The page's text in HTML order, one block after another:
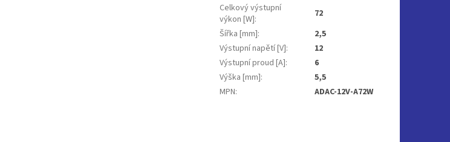
Celkový výstupní
výkon [W]:
72
Šířka [mm]:
2,5
Výstupní napětí [V]:
12
Výstupní proud [A]:
6
Výška [mm]:
5,5
MPN: ADAC-12V-A72W